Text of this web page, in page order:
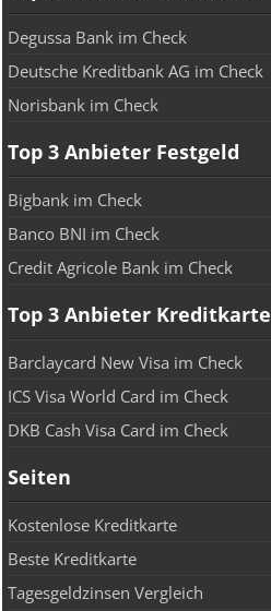
Degussa Bank im Check
Deutsche Kreditbank AG im Check
Norisbank im Check
Top 3 Anbieter Festgeld
Bigbank im Check
Banco BNI im Check
Credit Agricole Bank im Check
Top 3 Anbieter Kreditkarte
Barclaycard New Visa im Check
ICS Visa World Card im Check
DKB Cash Visa Card im Check
Seiten
Kostenlose Kreditkarte
Beste Kreditkarte
Tagesgeldzinsen Vergleich